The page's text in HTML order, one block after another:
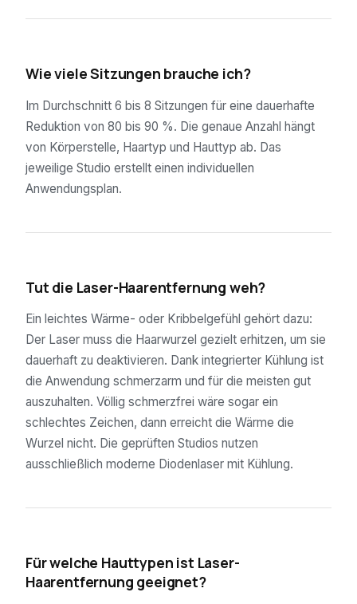
Wie viele Sitzungen brauche ich?
Im Durchschnitt 6 bis 8 Sitzungen für eine dauerhafte
Reduktion von 80 bis 90 %. Die genaue Anzahl hängt
von Körperstelle, Haartyp und Hauttyp ab. Das
jeweilige Studio erstellt einen individuellen
Anwendungsplan.
Tut die Laser-Haarentfernung weh?
Ein leichtes Wärme- oder Kribbelgefühl gehört dazu:
Der Laser muss die Haarwurzel gezielt erhitzen, um sie
dauerhaft zu deaktivieren. Dank integrierter Kühlung ist
die Anwendung schmerzarm und für die meisten gut
auszuhalten. Völlig schmerzfrei wäre sogar ein
schlechtes Zeichen, dann erreicht die Wärme die
Wurzel nicht. Die geprüften Studios nutzen
ausschließlich moderne Diodenlaser mit Kühlung.
Für welche Hauttypen ist Laser-
Haarentfernung geeignet?